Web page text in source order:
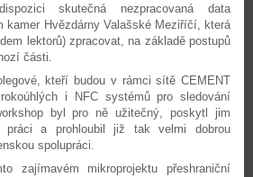
skutečná nezpracovaná data
kamer Hvězdárny Valašské Meziříčí, která
lektorů) zpracovat, na základě postupů
části.
kteří budou v rámci sítě CEMENT
i NFC systémů pro sledování
byl pro ně užitečný, poskytl jim
práci a prohloubil již tak velmi dobrou
spolupráci.
zajímavém mikroprojektu přeshraniční